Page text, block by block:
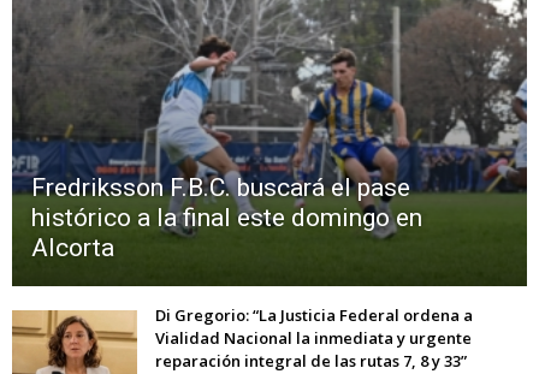
Fredriksson F.B.C. buscará el pase
histórico a la final este domingo en
Alcorta
Di Gregorio: “La Justicia Federal ordena a
Vialidad Nacional la inmediata y urgente
reparación integral de las rutas 7, 8 y 33”